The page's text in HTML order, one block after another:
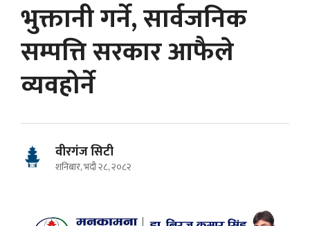
भुक्तानी गर्ने, सार्वजनिक
सम्पत्ति सरकार आफैले
व्यवहोर्ने
वीरगंज सिटी
शनिबार, भदौ २८, २०८२